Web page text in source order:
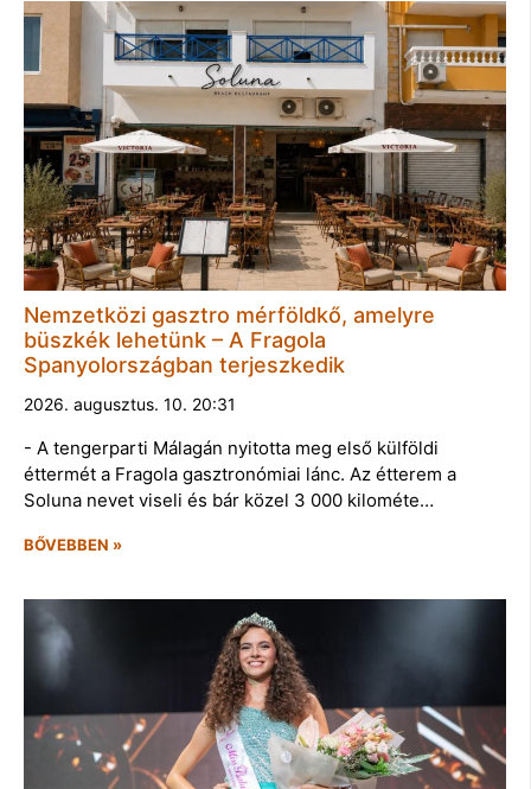
Nemzetközi gasztro mérföldkő, amelyre
büszkék lehetünk – A Fragola
Spanyolországban terjeszkedik
2026. augusztus. 10. 20:31
- A tengerparti Málagán nyitotta meg első külföldi
éttermét a Fragola gasztronómiai lánc. Az étterem a
Soluna nevet viseli és bár közel 3 000 kilométe…
BŐVEBBEN »